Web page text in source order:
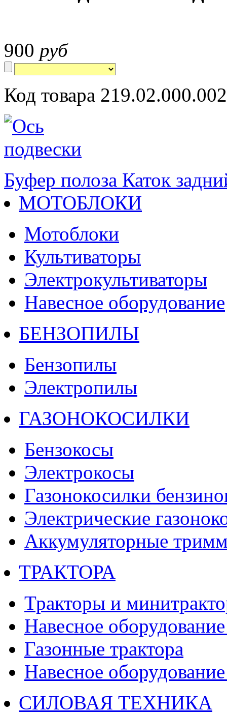
900 руб
Код товара 219.02.000.002
Буфер полоза Каток
МОТОБЛОКИ
Мотоблоки
Культиваторы
Электрокультиваторы
Навесное оборудование
БЕНЗОПИЛЫ
Бензопилы
Электропилы
ГАЗОНОКОСИЛКИ
Бензокосы
Электрокосы
Газонокосилки
Электрические
Аккумуляторные
ТРАКТОРА
Тракторы и
Навесное
Газонные трактора
Навесное
СИЛОВАЯ ТЕХНИКА